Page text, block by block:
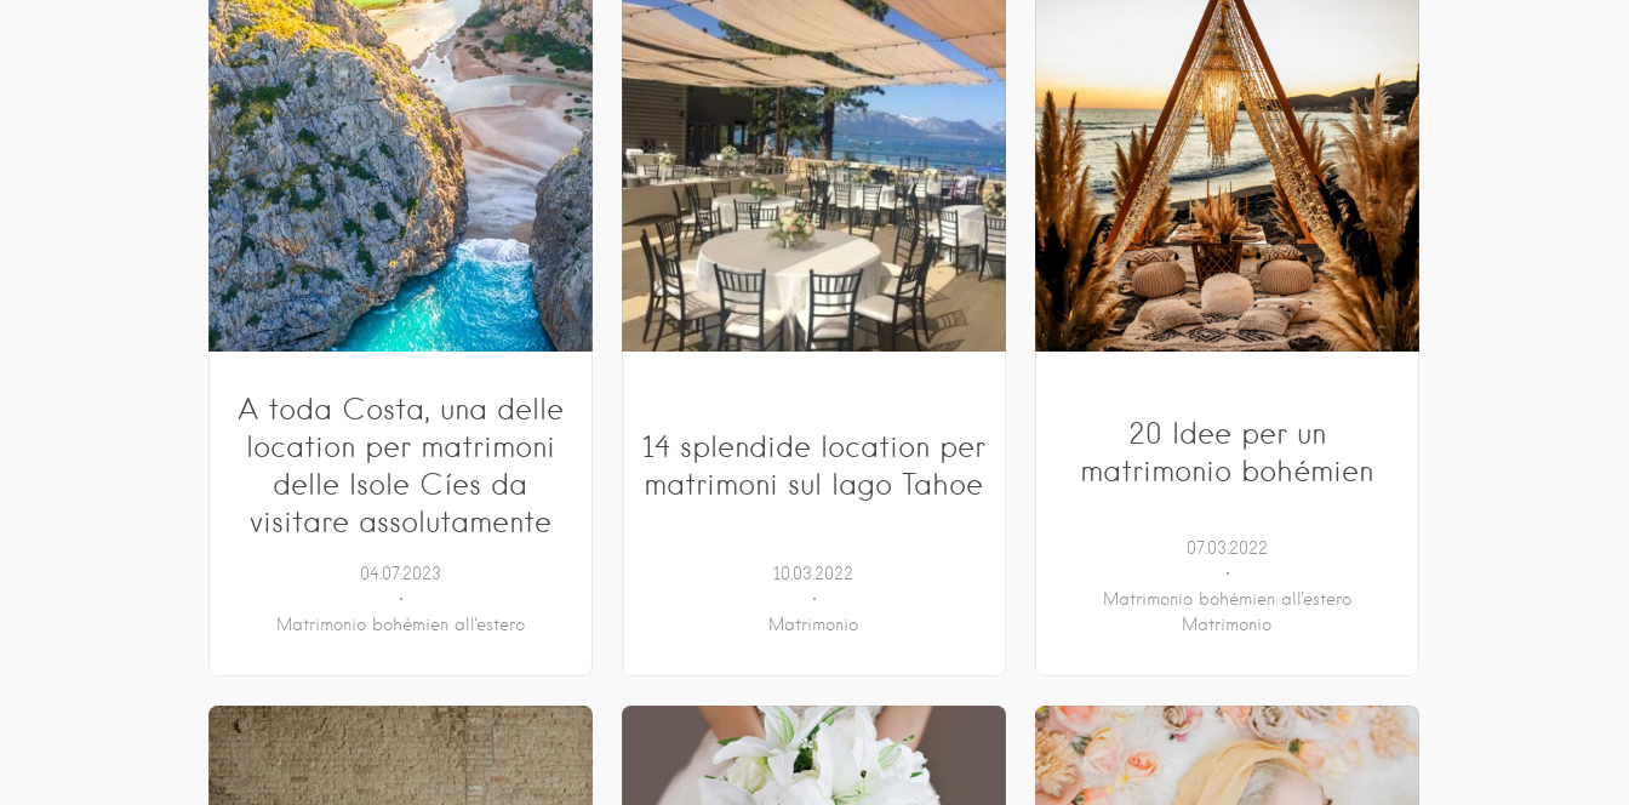
A toda Costa, una delle
location per matrimoni
delle Isole Cíes da
visitare assolutamente
04.07.2023
Matrimonio bohémien all'estero
14 splendide location per
matrimoni sul lago Tahoe
10.03.2022
Matrimonio
20 Idee per un
matrimonio bohémien
07.03.2022
Matrimonio bohémien all'estero
Matrimonio